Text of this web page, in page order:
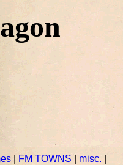
FM TOWNS| misc.